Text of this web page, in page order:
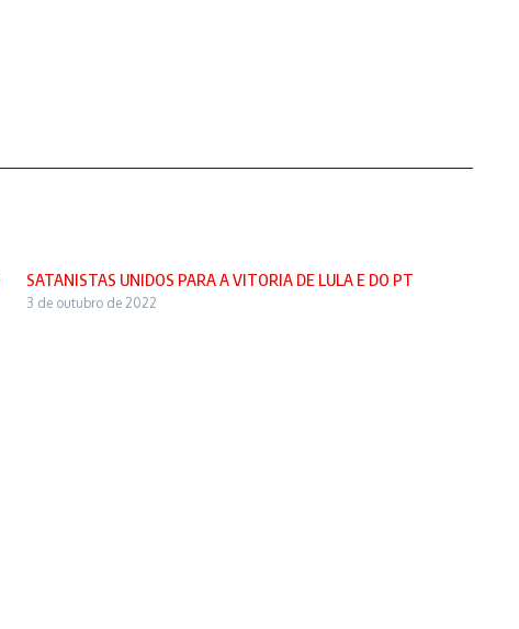
SATANISTAS UNIDOS PARA A VITORIA DE LULA E DO PT
3 de outubro de 2022